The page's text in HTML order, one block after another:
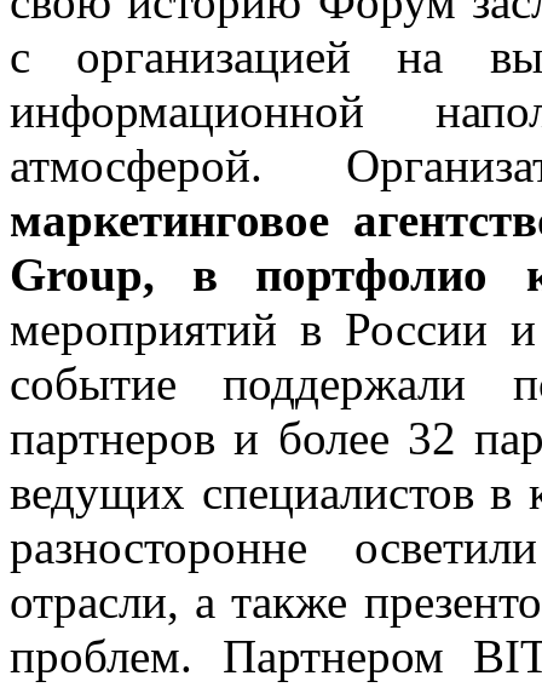
с организацией на
информационной
атмосферой.
маркетинговое
Group, в портфолио
мероприятий в России
событие поддержали
партнеров и более 32
ведущих специалистов в
разносторонне
отрасли, а также
проблем. Партнером